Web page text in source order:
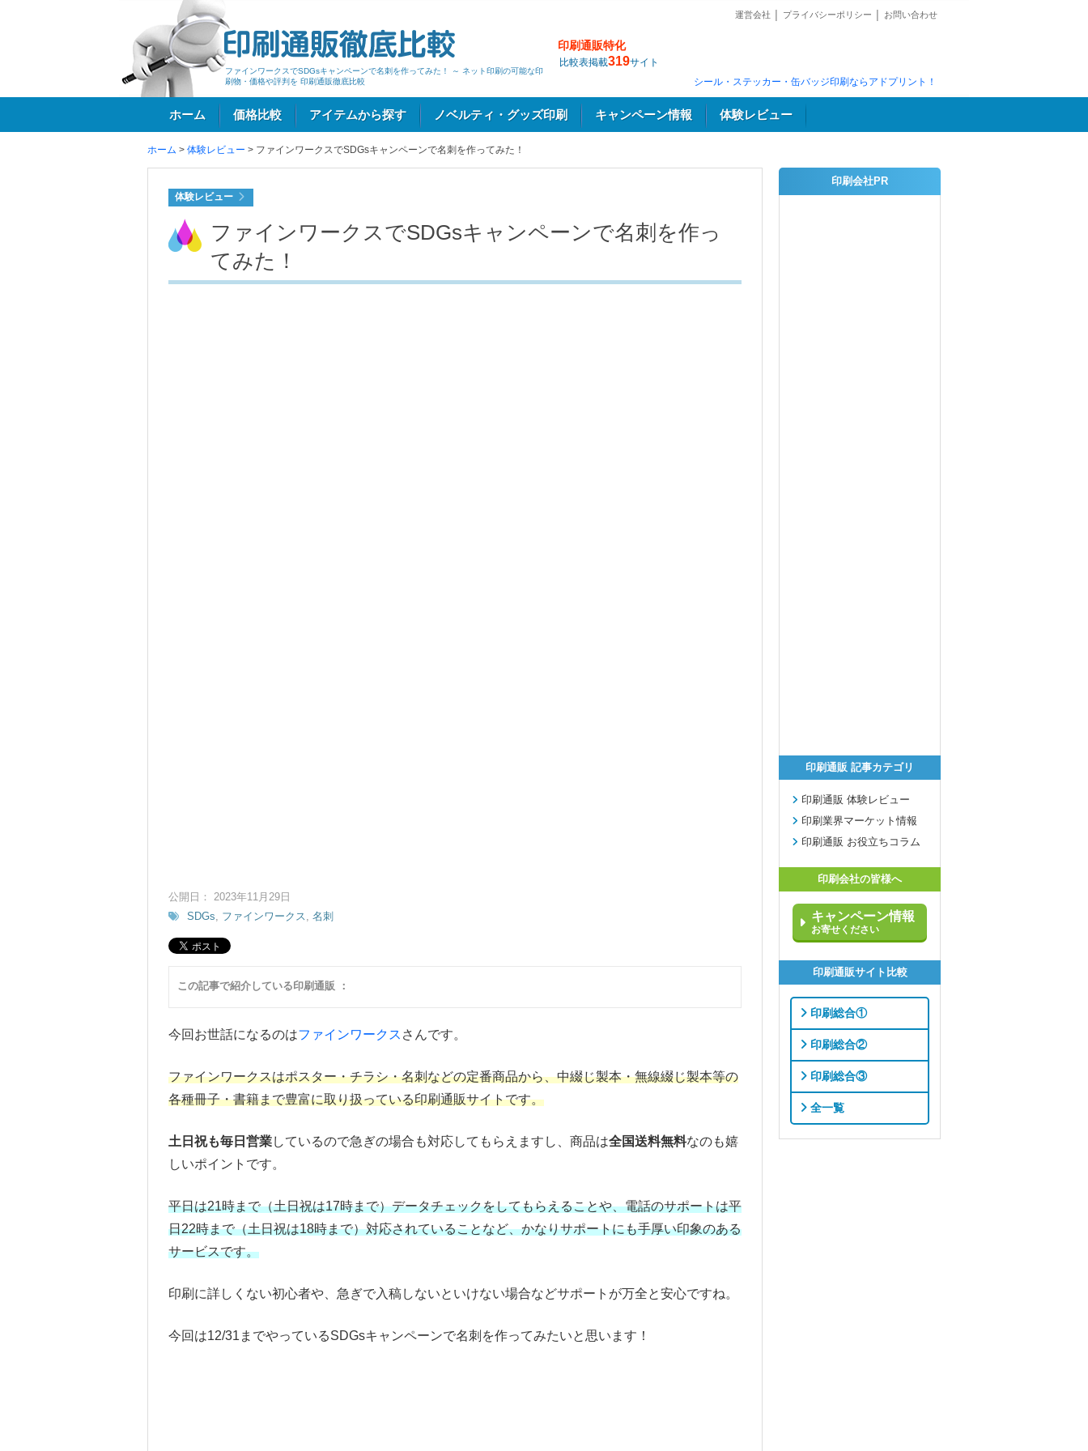
ファインワークスでSDGsキャンペーンで名刺を作ってみた！ ～ ネット印刷の可能な印
刷物・価格や評判を 印刷通販徹底比較
印刷通販特化
比較表掲載319サイト
運営会社 プライバシーポリシー お問い合わせ
シール・ステッカー・缶バッジ印刷ならアドプリント！
ホーム 価格比較 アイテムから探す ノベルティ・グッズ印刷 キャンペーン情報 体験レビュー
ホーム > 体験レビュー > ファインワークスでSDGsキャンペーンで名刺を作ってみた！
体験レビュー
ファインワークスでSDGsキャンペーンで名刺を作っ
てみた！
公開日： 2023年11月29日
SDGs
ファインワークス ,名刺
この記事で紹介している印刷通販 ：
今回お世話になるのはファインワークス さんです。
ファインワークスはポスター・チラシ・名刺などの定番商品から、中綴じ製本・無線綴じ製本等の
各種冊子・書籍まで豊富に取り扱っている印刷通販サイトです。
土日祝も毎日営業しているので急ぎの場合も対応してもらえますし、商品は全国送料無料なのも嬉
しいポイントです。
平日は21時まで（土日祝は17時まで）データチェックをしてもらえることや、電話のサポートは平
日22時まで（土日祝は18時まで）対応されていることなど、かなりサポートにも手厚い印象のある
サービスです。
印刷に詳しくない初心者や、急ぎで入稿しないといけない場合などサポートが万全と安心ですね。
今回は12/31までやっているSDGsキャンペーンで名刺を作ってみたいと思います！
印刷会社PR
印刷通販 記事カテゴリ
印刷通販 体験レビュー
印刷業界マーケット情報
印刷通販 お役立ちコラム
印刷会社の皆様へ
キャンペーン情報
お寄せください
印刷通販サイト比較
印刷総合①
印刷総合②
印刷総合③
全一覧